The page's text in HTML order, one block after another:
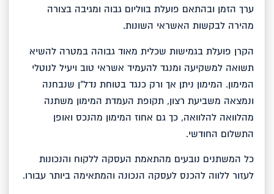
ערך הזמן ובהתאם פועלת בווליום גבוה ומגיבה בצורה
מהירה לבקשות האשראי השונות.
הקרן פועלת בגמישות שכלית מאוד גבוהה במטרה להשיא
תשואה למשקיעה ומנגד להעמיד אשראי טוב ויעיל לנוטלי
המימון. המימון ניתן אך ורק כנגד בטוחת נדל"ן שנבחנה
ונמצאה משביעת רצון, תקופת העמדת המימון משתנה
מהלוואה להלוואה, כך גם אחוז המימון מהנכס ואופן
התשלום החודשי.
כל המשתנים נובעים מהתאמת העסקה ללקוח והנכונות
לעזור ללווה להכנס לעסקה הנכונה והמתאימה ביותר עבורו.